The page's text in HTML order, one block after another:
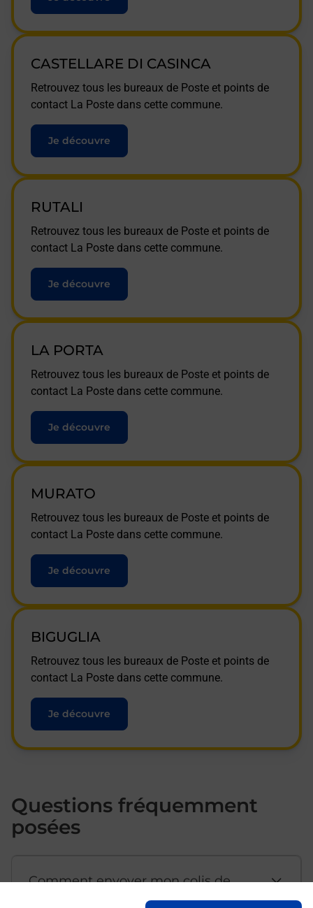
CASTELLARE DI CASINCA
Retrouvez tous les bureaux de Poste et points de
contact La Poste dans cette commune.
Je découvre
RUTALI
Retrouvez tous les bureaux de Poste et points de
contact La Poste dans cette commune.
Je découvre
LA PORTA
Retrouvez tous les bureaux de Poste et points de
contact La Poste dans cette commune.
Je découvre
MURATO
Retrouvez tous les bureaux de Poste et points de
contact La Poste dans cette commune.
Je découvre
BIGUGLIA
Retrouvez tous les bureaux de Poste et points de
contact La Poste dans cette commune.
Je découvre
Questions fréquemment
posées
Comment envoyer mon colis de